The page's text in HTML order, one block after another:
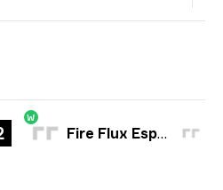
W
Fire Flux Esports